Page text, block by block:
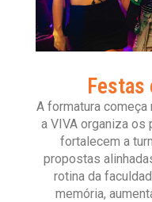
Festas
A formatura
a VIVA organiza
fortalecem a
propostas
rotina da
memória,